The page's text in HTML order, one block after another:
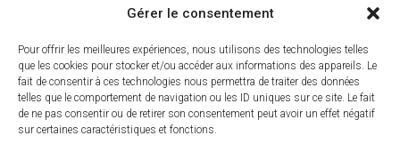
Gérer le consentement
Pour offrir les meilleures expériences, nous utilisons des technologies telles
que les cookies pour stocker et/ou accéder aux informations des appareils. Le
fait de consentir à ces technologies nous permettra de traiter des données
telles que le comportement de navigation ou les ID uniques sur ce site. Le fait
de ne pas consentir ou de retirer son consentement peut avoir un effet négatif
sur certaines caractéristiques et fonctions.
Prenez quelques minutes pour vous inscrire et
https://inscription.cedralis.com/
Comment sont utilisées les données